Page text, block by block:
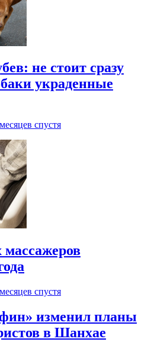
не стоит сразу
украденные
спустя
спустя
изменил планы
в Шанхае